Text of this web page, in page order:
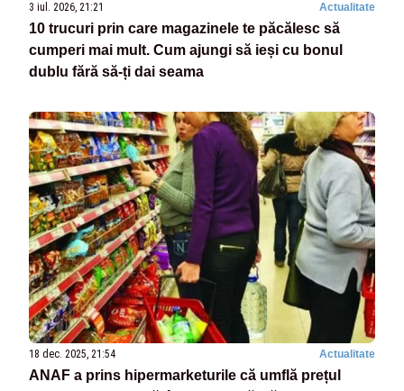
3 iul. 2026, 21:21 Actualitate
10 trucuri prin care magazinele te păcălesc să
cumperi mai mult. Cum ajungi să ieși cu bonul
dublu fără să-ți dai seama
18 dec. 2025, 21:54 Actualitate
ANAF a prins hipermarketurile că umflă prețul